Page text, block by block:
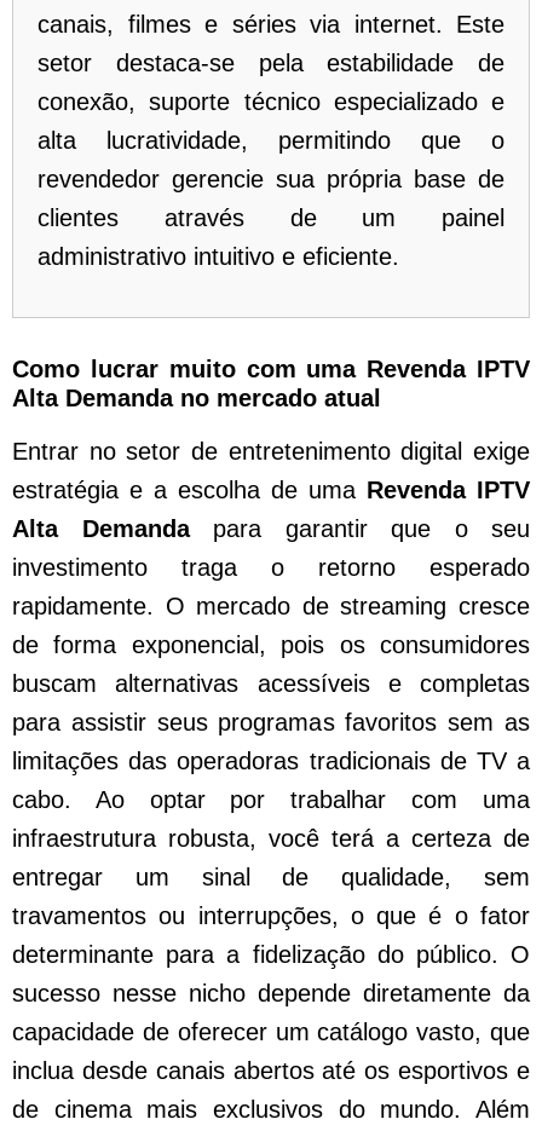
canais, filmes e séries via internet. Este
setor destaca-se pela estabilidade de
conexão, suporte técnico especializado e
alta lucratividade, permitindo que o
revendedor gerencie sua própria base de
clientes através de um painel
administrativo intuitivo e eficiente.
Como lucrar muito com uma Revenda IPTV
Alta Demanda no mercado atual
Entrar no setor de entretenimento digital exige
estratégia e a escolha de uma Revenda IPTV
Alta Demandapara garantir que o seu
investimento traga o retorno esperado
rapidamente. O mercado de streaming cresce
de forma exponencial, pois os consumidores
buscam alternativas acessíveis e completas
para assistir seus programas favoritos sem as
limitações das operadoras tradicionais de TV a
cabo. Ao optar por trabalhar com uma
infraestrutura robusta, você terá a certeza de
entregar um sinal de qualidade, sem
travamentos ou interrupções, o que é o fator
determinante para a fidelização do público. O
sucesso nesse nicho depende diretamente da
capacidade de oferecer um catálogo vasto, que
inclua desde canais abertos até os esportivos e
de cinema mais exclusivos do mundo. Além